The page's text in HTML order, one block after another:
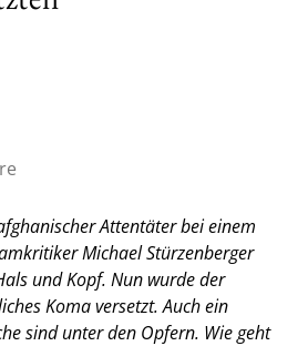
Attentäter bei einem
Michael Stürzenberger
und Kopf. Nun wurde der
Koma versetzt. Auch ein
sind unter den Opfern. Wie geht